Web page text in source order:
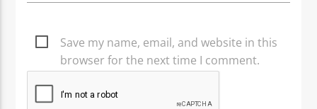
Save my name, email, and website in this
browser for the next time I comment.